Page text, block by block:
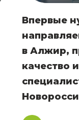
Впервые
в Алжир,
качество